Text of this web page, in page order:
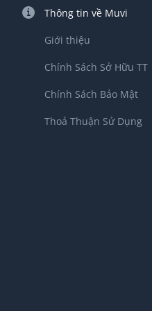
Thông tin về Muvi
Giới thiệu
Chính Sách Sở Hữu TT
Chính Sách Bảo Mật
Thoả Thuận Sử Dụng